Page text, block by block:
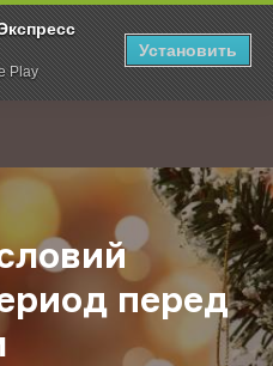
Play
Установить
Изменения условий доставки в
перед